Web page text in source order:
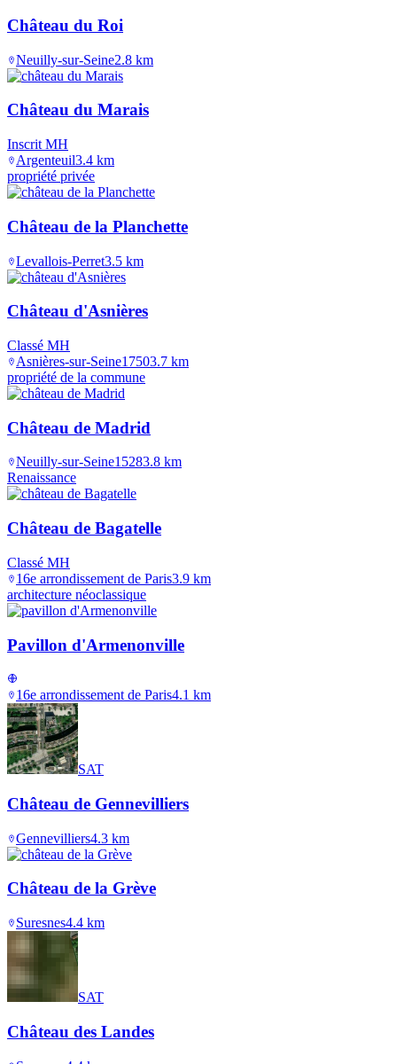
Château du Roi
Neuilly-sur-Seine2.8 km
Château du Marais
Inscrit MH
Argenteuil3.4 km
propriété privée
Château de la Planchette
Levallois-Perret3.5 km
Château d'Asnières
Classé MH
Asnières-sur-Seine17503.7 km
propriété de la commune
Château de Madrid
Neuilly-sur-Seine15283.8 km
Renaissance
Château de Bagatelle
Classé MH
16e arrondissement de Paris3.9 km
architecture néoclassique
Pavillon d'Armenonville
16e arrondissement de Paris4.1 km
SAT
Château de Gennevilliers
Gennevilliers4.3 km
Château de la Grève
Suresnes4.4 km
SAT
Château des Landes